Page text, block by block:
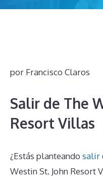
por Francisco Claros
Salir de The
Resort Villas
¿Estás planteando salir
Westin St. John Resort